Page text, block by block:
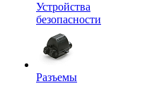
Устройства
безопасности
Разъемы